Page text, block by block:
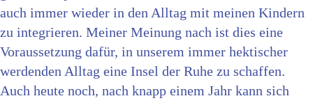
auch immer wieder in den Alltag mit meinen Kindern
zu integrieren. Meiner Meinung nach ist dies eine
Voraussetzung dafür, in unserem immer hektischer
werdenden Alltag eine Insel der Ruhe zu schaffen.
Auch heute noch, nach knapp einem Jahr kann sich